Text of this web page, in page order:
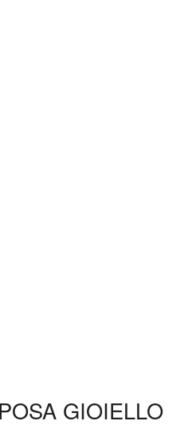
GIOIELLO